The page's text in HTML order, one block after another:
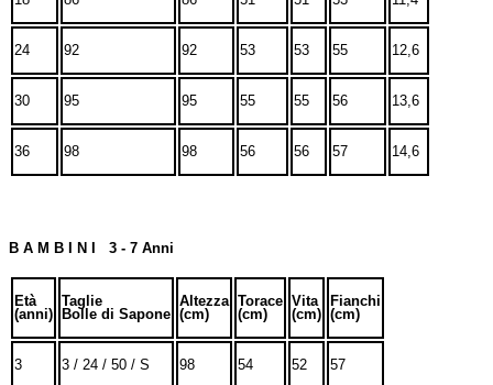
24 92 92 53 53 55 12,6
30 95 95 55 55 56 13,6
36 98 98 56 56 57 14,6
B A M B I N I 3 - 7 Anni
Età
(anni)
Taglie
Bolle di Sapone
Altezza
(cm)
Torace
(cm)
Vita
(cm)
Fianchi
(cm)
3 3 / 24 / 50 / S 98 54 52 57